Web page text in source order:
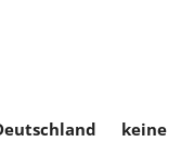
keine